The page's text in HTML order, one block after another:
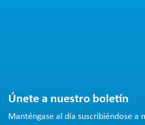
Únete a nuestro boletín
Manténgase al día suscribiéndose a